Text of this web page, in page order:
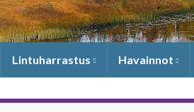
Lintuharrastus Havainnot